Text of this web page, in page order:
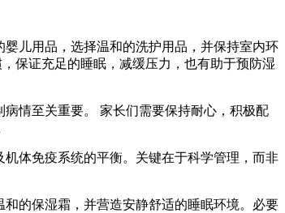
儿用品，选择温和的洗护用品，并保持室内环
保证充足的睡眠，减缓压力，也有助于预防湿
情至关重要。 家长们需要保持耐心，积极配
体免疫系统的平衡。关键在于科学管理，而非
的保湿霜，并营造安静舒适的睡眠环境。必要